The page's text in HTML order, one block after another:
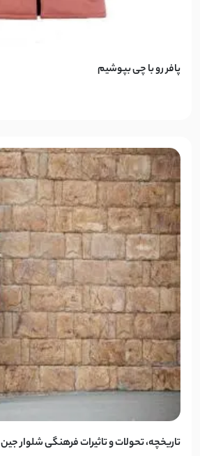
پافر رو با چی بپوشیم
تاریخچه، تحولات و تاثیرات فرهنگی شلوار جین